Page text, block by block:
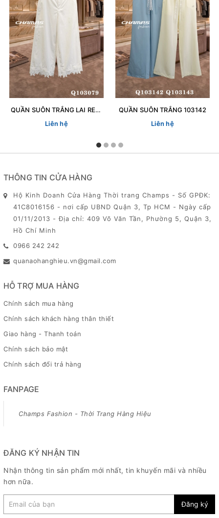
QUẦN SUÔN TRẮNG LAI REN 103079
Liên hệ
QUẦN SUÔN TRẮNG 103142
Liên hệ
THÔNG TIN CỬA HÀNG
Hộ Kinh Doanh Cửa Hàng Thời trang Champs - Số GPĐK:
41C8016156 - nơi cấp UBND Quận 3, Tp HCM - Ngày cấp
01/11/2013 - Địa chỉ: 409 Võ Văn Tần, Phường 5, Quận 3,
Hồ Chí Minh
0966 242 242
quanaohanghieu.vn@gmail.com
HỖ TRỢ MUA HÀNG
Chính sách mua hàng
Chính sách khách hàng thân thiết
Giao hàng - Thanh toán
Chính sách bảo mật
Chính sách đổi trả hàng
FANPAGE
Champs Fashion - Thời Trang Hàng Hiệu
ĐĂNG KÝ NHẬN TIN
Nhận thông tin sản phẩm mới nhất, tin khuyến mãi và nhiều
hơn nữa.
Đăng ký